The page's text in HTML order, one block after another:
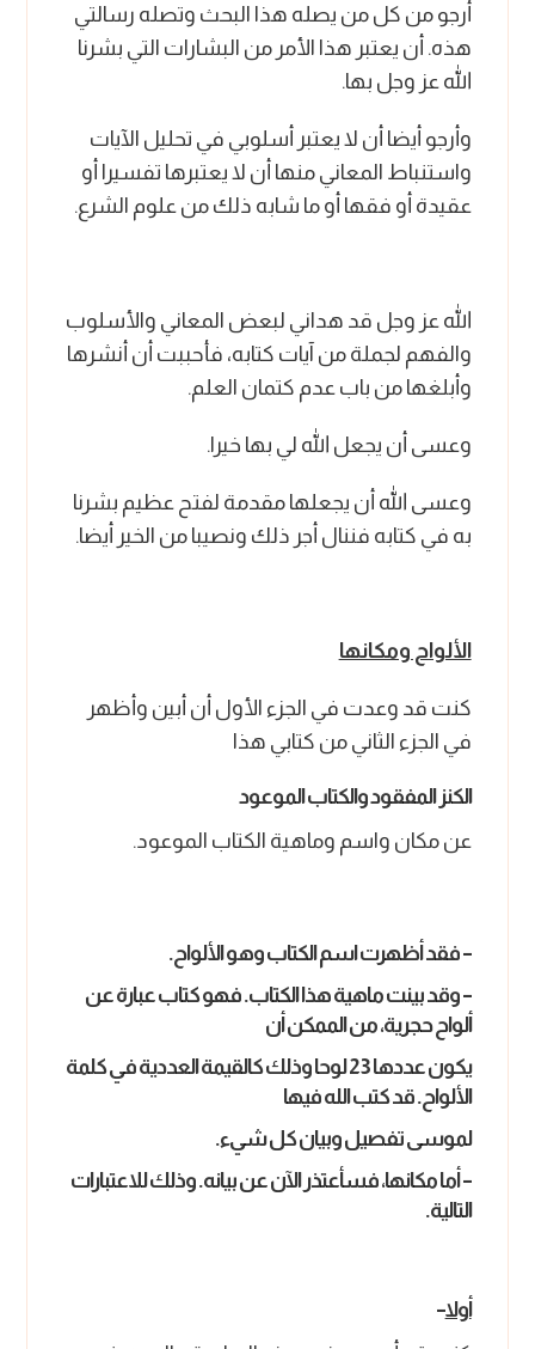
أرجو من كل من يصله هذا البحث وتصله رسالتي
هذه. أن يعتبر هذا الأمر من البشارات التي بشرنا
الله عز وجل بها.
وأرجو أيضا أن لا يعتبر أسلوبي في تحليل الآيات
واستنباط المعاني منها أن لا يعتبرها تفسيرا أو
عقيدة أو فقها أو ما شابه ذلك من علوم الشرع.
الله عز وجل قد هداني لبعض المعاني والأسلوب
والفهم لجملة من آيات كتابه، فأحببت أن أنشرها
وأبلغها من باب عدم كتمان العلم.
وعسى أن يجعل الله لي بها خيرا.
وعسى الله أن يجعلها مقدمة لفتح عظيم بشرنا
به في كتابه فننال أجر ذلك ونصيبا من الخير أيضا.
الألواح ومكانها
كنت قد وعدت في الجزء الأول أن أبين وأظهر
في الجزء الثاني من كتابي هذا
الكنز المفقود والكتاب الموعود
عن مكان واسم وماهية الكتاب الموعود.
– فقد أظهرت اسم الكتاب وهو الألواح.
– وقد بينت ماهية هذا الكتاب. فهو كتاب عبارة عن
ألواح حجرية، من الممكن أن
يكون عددها 23 لوحا وذلك كالقيمة العددية في كلمة
الألواح. قد كتب الله فيها
لموسى تفصيل وبيان كل شيء.
– أما مكانها، فسأعتذر الآن عن بيانه. وذلك للاعتبارات
التالية.
أولا–